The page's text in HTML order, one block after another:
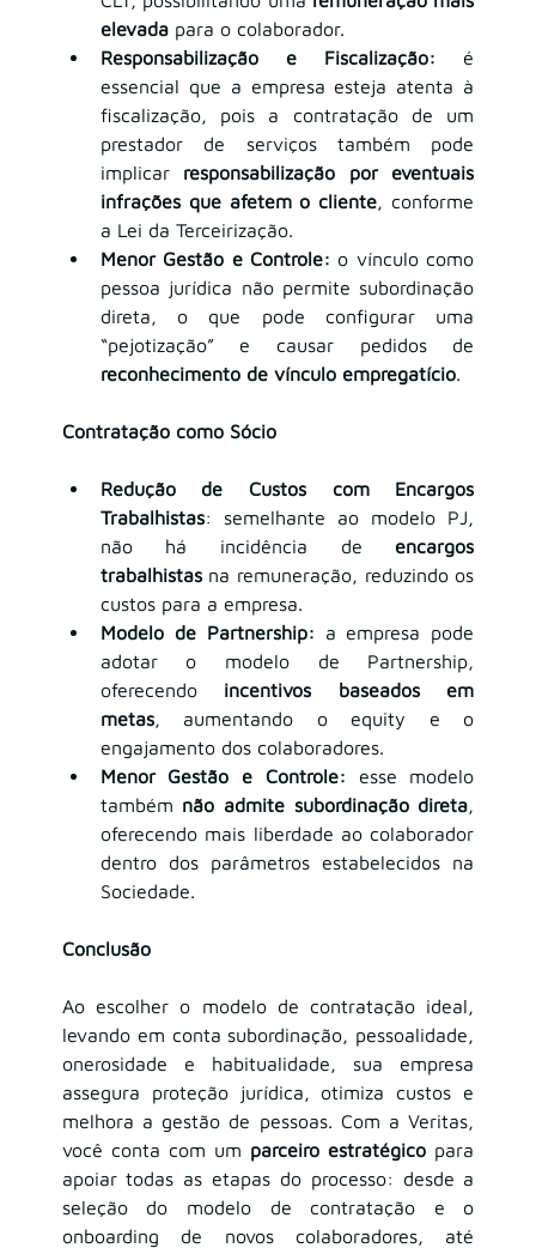
elevada para o colaborador.
Responsabilização e Fiscalização: é
essencial que a empresa esteja atenta à
fiscalização, pois a contratação de um
prestador de serviços também pode
implicar responsabilização por eventuais
infrações que afetem o cliente , conforme
a Lei da Terceirização.
Menor Gestão e Controle: o vínculo como
pessoa jurídica não permite subordinação
direta, o que pode configurar uma
reconhecimento de vínculo empregatício.
Contratação como Sócio
Redução de Custos com Encargos
Trabalhistas: semelhante ao modelo PJ,
não há incidência de encargos
trabalhistas na remuneração, reduzindo os
custos para a empresa.
Modelo de Partnership: a empresa pode
adotar o modelo de Partnership
oferecendo incentivos baseados em
metas, aumentando o equity e o
engajamento dos colaboradores.
Menor Gestão e Controle: esse modelo
também não admite subordinação direta
oferecendo mais liberdade ao colaborador
dentro dos parâmetros estabelecidos na
Sociedade.
Conclusão
Ao escolher o modelo de contratação ideal,
levando em conta subordinação, pessoalidade,
onerosidade e habitualidade, sua empresa
assegura proteção jurídica, otimiza custos e
melhora a gestão de pessoas. Com a Veritas,
você conta com um parceiro estratégico para
apoiar todas as etapas do processo: desde a
seleção do modelo de contratação e o
onboarding de novos colaboradores, até